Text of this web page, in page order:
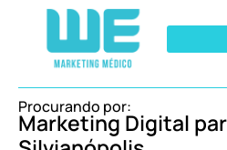
Procurando por:
Marketing Digital